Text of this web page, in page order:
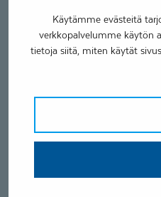
Käytämme evästeitä
verkkopalvelumme käytön
tietoja siitä, miten käytät